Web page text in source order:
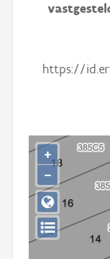
Hergebruik
Aanmelden
https://
+
−